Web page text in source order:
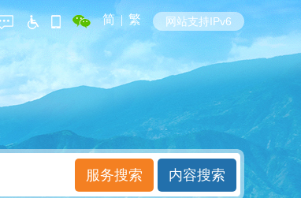
简 | 繁 网站支持IPv6